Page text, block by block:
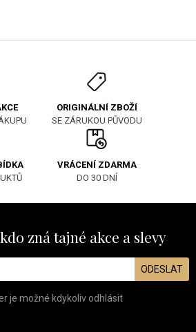
ORIGINÁLNÍ ZBOŽÍ
SE ZÁRUKOU PŮVODU
VRÁCENÍ ZDARMA
DO 30 DNÍ
zná tajné akce a slevy
ODESLAT
je možné kdykoliv odhlásit